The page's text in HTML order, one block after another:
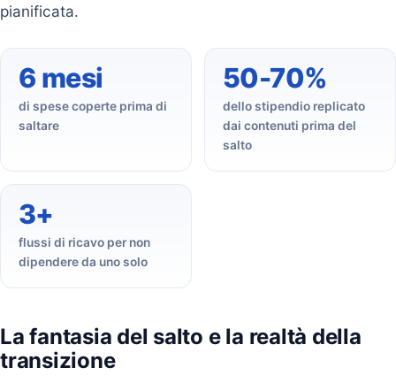
pianificata.
6 mesi
di spese coperte prima di
saltare
50-70%
dello stipendio replicato
dai contenuti prima del
salto
3+
flussi di ricavo per non
dipendere da uno solo
La fantasia del salto e la realtà della
transizione